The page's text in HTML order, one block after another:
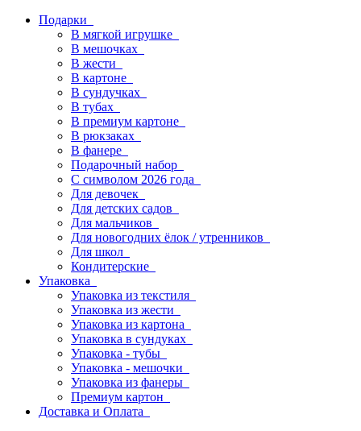
Подарки
В мягкой игрушке
В мешочках
В жести
В картоне
В сундучках
В тубах
В премиум картоне
В рюкзаках
В фанере
Подарочный набор
С символом 2026 года
Для девочек
Для детских садов
Для мальчиков
Для новогодних ёлок / утренников
Для школ
Кондитерские
Упаковка
Упаковка из текстиля
Упаковка из жести
Упаковка из картона
Упаковка в сундуках
Упаковка - тубы
Упаковка - мешочки
Упаковка из фанеры
Премиум картон
Доставка и Оплата